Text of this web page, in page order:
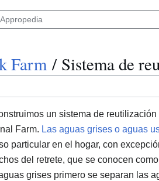
Farm / Sistema de
un sistema de reutilización
Farm. Las aguas grises o aguas
particular en el hogar, con
del retrete, que se conocen como
grises primero se separan las